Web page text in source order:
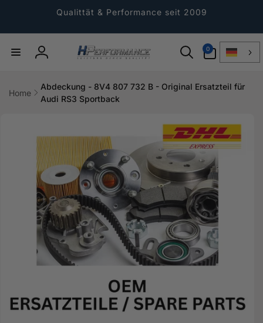
Qualittät & Performance seit 2009
Einloggen
0
Artikel
Home
Abdeckung - 8V4 807 732 B - Original Ersatzteil für
Audi RS3 Sportback